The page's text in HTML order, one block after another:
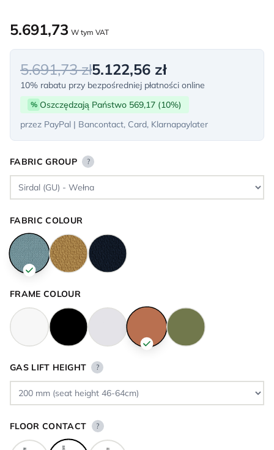
5.691,73 W tym VAT
5.691,73 zł5.122,56 zł
10% rabatu przy bezpośredniej płatności online
% Oszczędzają Państwo 569,17 (10%)
przez PayPal | Bancontact, Card, Klarnapaylater
FABRIC GROUP ?
FABRIC COLOUR
FRAME COLOUR
GAS LIFT HEIGHT ?
FLOOR CONTACT ?